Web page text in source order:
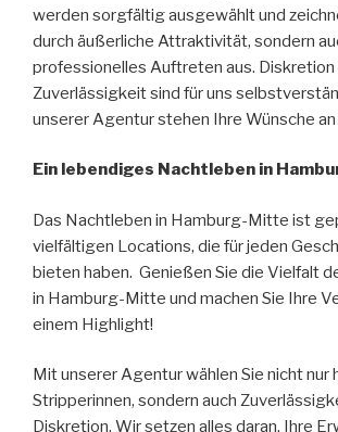
werden sorgfältig ausgewählt und
durch äußerliche Attraktivität, sondern
professionelles Auftreten aus. Diskretion
Zuverlässigkeit sind für uns
unserer Agentur stehen Ihre Wünsche
Ein lebendiges Nachtleben in
Das Nachtleben in Hamburg-Mitte ist
vielfältigen Locations, die für jeden
bieten haben. Genießen Sie die Vielfalt
in Hamburg-Mitte und machen Sie Ihre
einem Highlight!
Mit unserer Agentur wählen Sie nicht nur
Stripperinnen, sondern auch
Diskretion. Wir setzen alles daran, Ihre